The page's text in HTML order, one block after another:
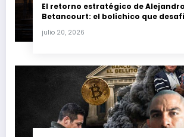
El retorno estratégico de Alejandro
Betancourt: el bolichico que
petrolera venezolana
julio 20, 2026